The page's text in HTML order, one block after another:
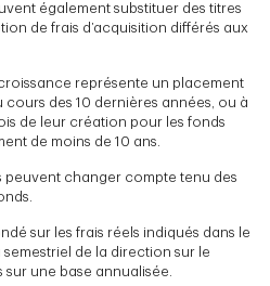
également substituer des titres
de frais d’acquisition différés aux
représente un placement
des 10 dernières années, ou à
de leur création pour les fonds
de moins de 10 ans.
peuvent changer compte tenu des
sur les frais réels indiqués dans le
de la direction sur le
une base annualisée.